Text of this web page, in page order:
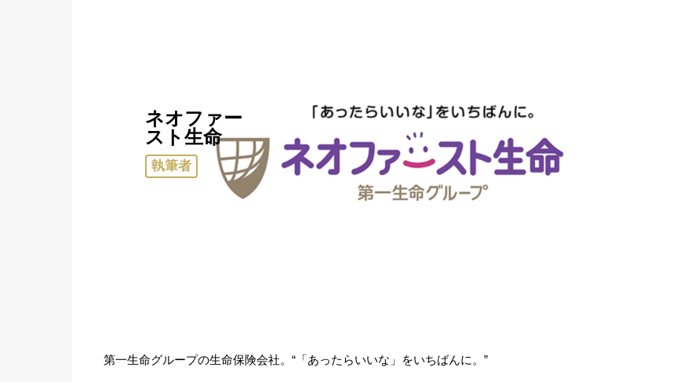
ネオファー
スト生命
執筆者
第一生命グループの生命保険会社。“「あったらいいな」をいちばんに。”